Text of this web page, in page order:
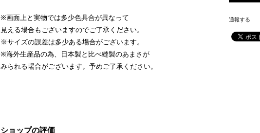
※画面上と実物では多少色具合が異なって
見える場合もございますのでご了承ください。
※サイズの誤差は多少ある場合がございます。
※海外生産品の為、日本製と比べ縫製のあまさが
みられる場合がございます。予めご了承ください。
通報する
ショップの評価